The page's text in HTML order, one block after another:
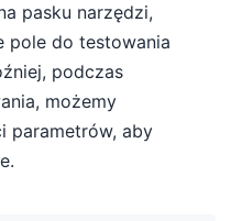
pasku narzędzi,
pole do testowania
podczas
możemy
parametrów, aby